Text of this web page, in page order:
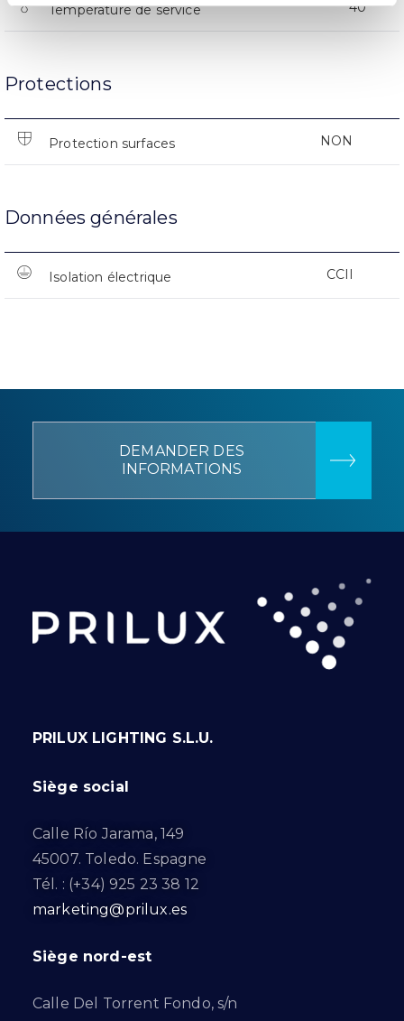
Température de service 40
Protections
Protection surfaces NON
Données générales
Isolation électrique CCII
DEMANDER DES
INFORMATIONS
PRILUX LIGHTING S.L.U.
Siège social
Calle Río Jarama, 149
45007. Toledo. Espagne
Tél. : (+34) 925 23 38 12
marketing@prilux.es
Siège nord-est
Calle Del Torrent Fondo, s/n